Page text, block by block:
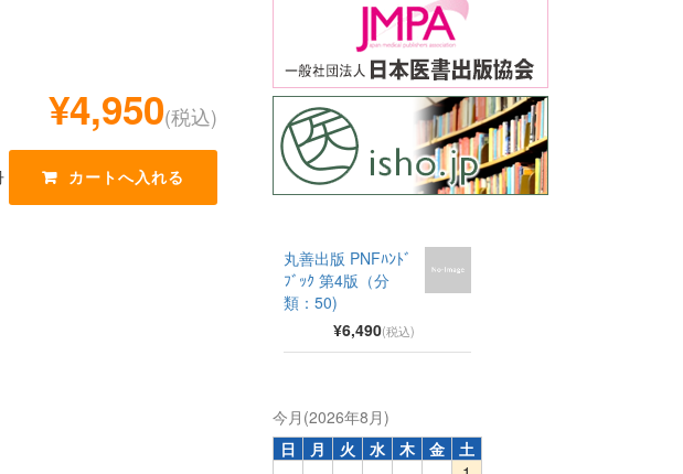
¥4,950(税込)
丸善出版 PNFﾊﾝﾄﾞ
ﾌﾞｯｸ 第4版（分
類：50)
¥6,490(税込)
今月(2026年8月)
日
月 火 水 木 金
土